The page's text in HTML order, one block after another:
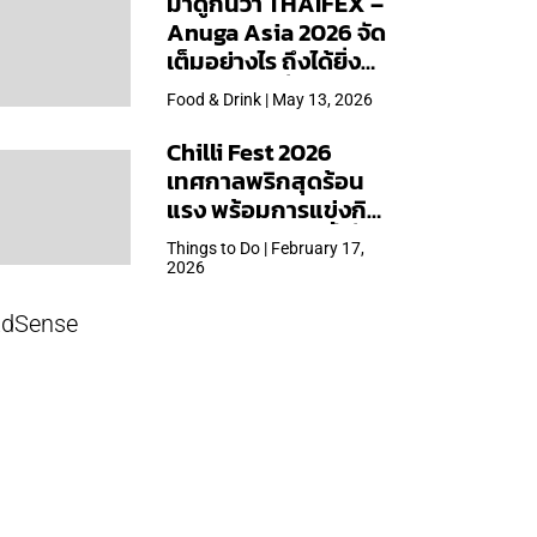
Anuga Asia 2026 จัด
เต็มอย่างไร ถึงได้ยิ่ง
ใหญ่สุดเท่าที่เคยจัดมา
Food & Drink | May 13, 2026
Chilli Fest 2026
เทศกาลพริกสุดร้อน
แรง พร้อมการแข่งกิน
พริก จัด 28 มี.ค.นี้ ที่โรง
แรมคิมป์ตัน มาลัยฯ
Things to Do | February 17,
2026